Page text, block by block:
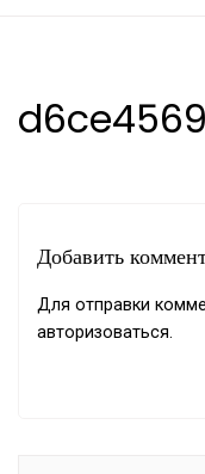
Добавить
Для отправки
авторизоваться.